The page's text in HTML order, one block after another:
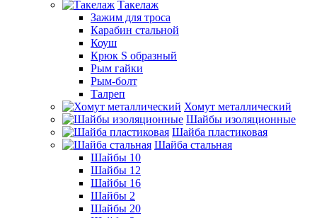
Такелаж
Зажим для троса
Карабин стальной
Коуш
Крюк S образный
Рым гайки
Рым-болт
Талреп
Хомут металлический
Шайбы изоляционные
Шайба пластиковая
Шайба стальная
Шайбы 10
Шайбы 12
Шайбы 16
Шайбы 2
Шайбы 20